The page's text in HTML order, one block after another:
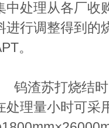
中处理从各厂收
进行调整得到的
。
钨渣苏打烧结时
处理量小时可采